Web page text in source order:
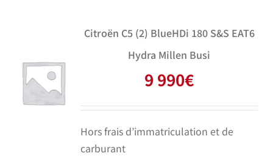
Citroën C5 (2) BlueHDi 180 S&S EAT6
Hydra Millen Busi
9 990€
Hors frais d’immatriculation et de
carburant